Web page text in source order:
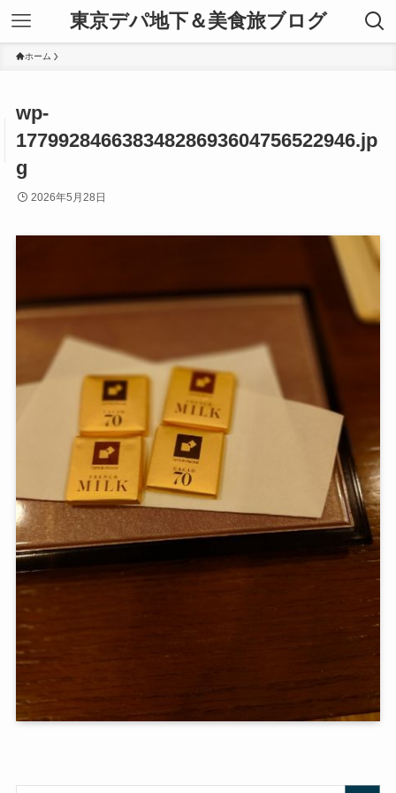
東京デパ地下＆美食旅ブログ
ホーム
wp-
17799284663834828693604756522946.jp
g
2026年5月28日